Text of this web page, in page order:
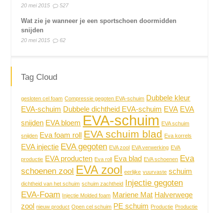
20 mei 2015 527
Wat zie je wanneer je een sportschoen doormidden
snijden
20 mei 2015 62
Tag Cloud
gesloten cel foam Compressie gegoten EVA-schuim Dubbele kleur
EVA-schuim Dubbele dichtheid EVA-schuim EVA EVA
snijden EVA bloem EVA-schuim EVA schuim
snijden Eva foam roll EVA schuim blad Eva korrels
EVA injectie EVA gegoten EVA zool EVA verwerking EVA
productie EVA producten Eva roll Eva blad EVA schoenen Eva
schoenen zool EVA zool eerlijke vuurvaste schuim
dichtheid van het schuim schuim zachtheid Injectie gegoten
EVA-Foam
Injectie Molded foam Mariene Mat Halverwege
zool
nieuw product Open cel schuim PE schuim Productie Productie